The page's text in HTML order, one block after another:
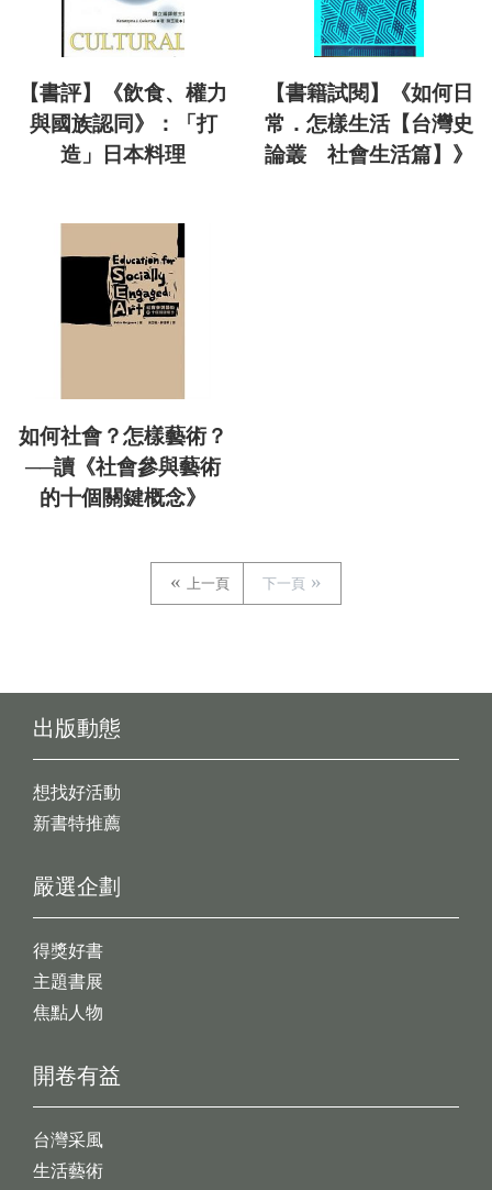
【書評】《飲食、權力
與國族認同》：「打
造」日本料理
【書籍試閱】《如何日
常．怎樣生活【台灣史
論叢 社會生活篇】》
如何社會？怎樣藝術？
──讀《社會參與藝術
的十個關鍵概念》
上一頁 下一頁
出版動態
想找好活動
新書特推薦
開卷有益
台灣采風
生活藝術
嚴選企劃
得獎好書
主題書展
焦點人物